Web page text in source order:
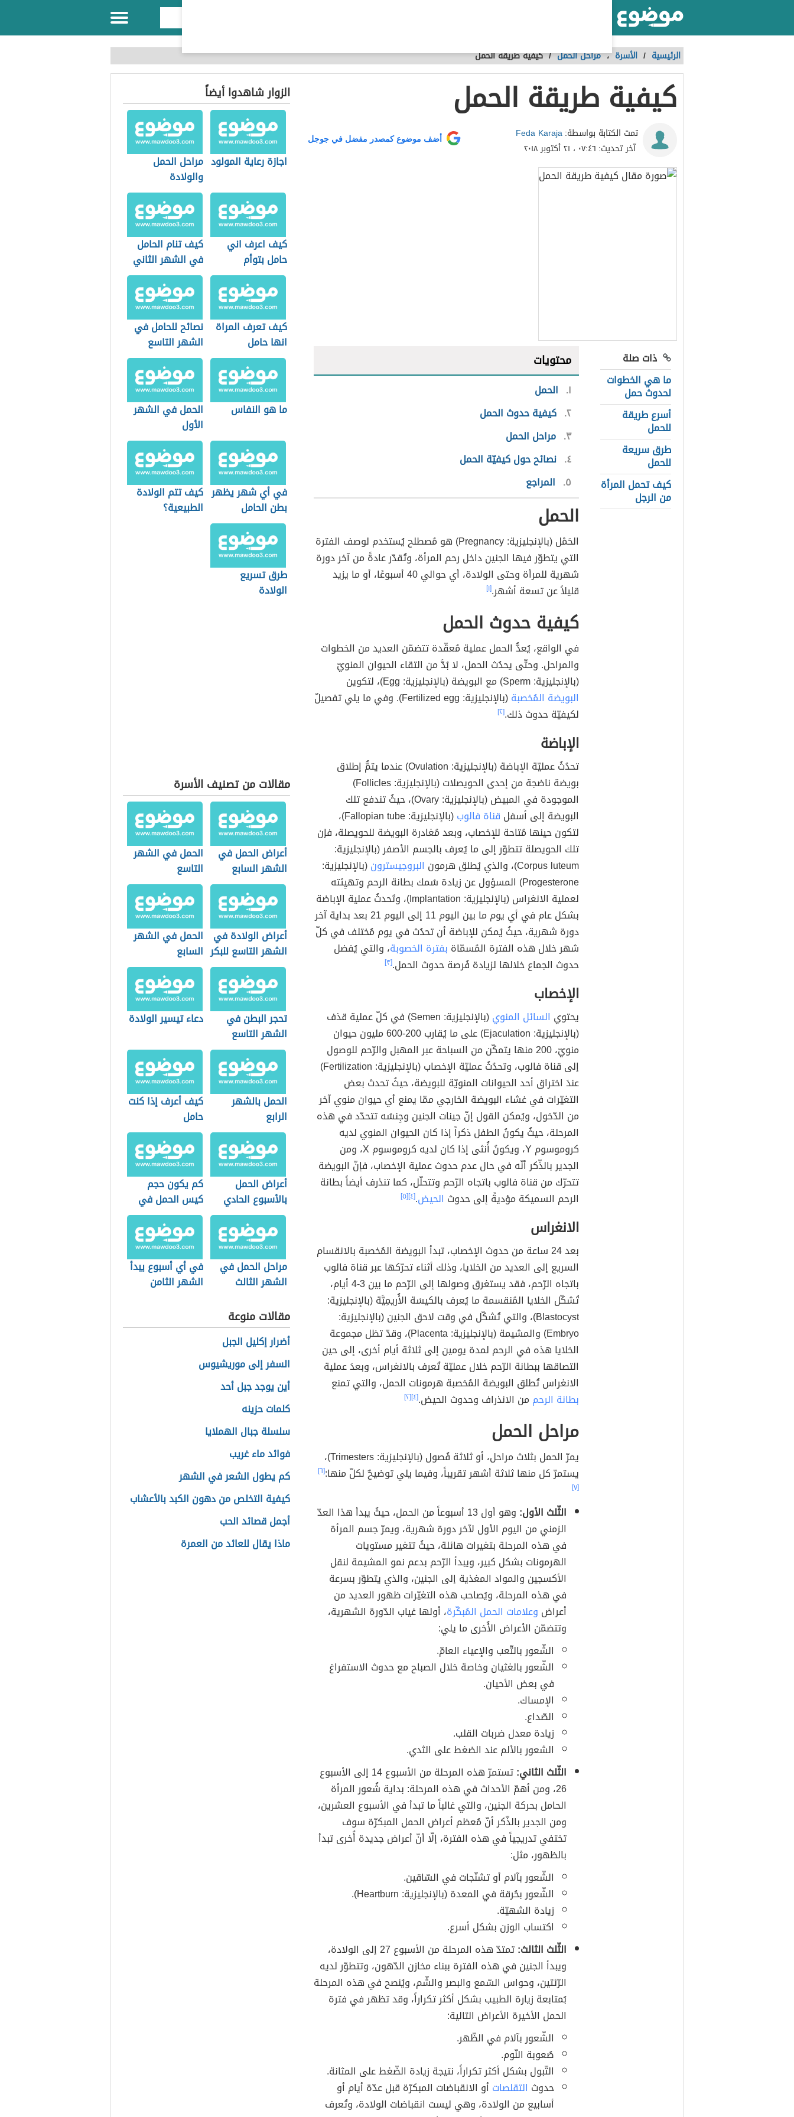
الرئيسية / الأسرة ،مراحل الحمل /كيفية طريقة الحمل
كيفية طريقة الحمل
تمت الكتابة بواسطة:Feda Karaja
آخر تحديث: ٠٧:٤٦ ، ٢١ أكتوبر ٢٠١٨
أضف موضوع كمصدر مفضل في جوجل
ذات صلة
ما هي الخطوات
لحدوث حمل
أسرع طريقة
للحمل
طرق سريعة
للحمل
كيف تحمل المرأة
من الرجل
محتويات
١ الحمل
٢ كيفية حدوث الحمل
٣ مراحل الحمل
٤ نصائح حول كيفيّة الحمل
٥ المراجع
الحمل
الحَمْل (بالإنجليزية: Pregnancy) هو مُصطلح يُستخدم لوصف الفترة
التي يتطوّر فيها الجنين داخل رحم المرأة، وتُقدّر عادةً من آخر دورة
شهرية للمرأة وحتى الولادة، أي حوالي 40 أسبوعًا، أو ما يزيد
قليلاً عن تسعة أشهر.[١]
كيفية حدوث الحمل
في الواقع، يُعدُّ الحمل عملية مُعقّدة تتضمّن العديد من الخطوات
والمراحل. وحتّى يحدُث الحمل، لا بُدَّ من التقاء الحيوان المنويّ
(بالإنجليزية: Sperm) مع البويضة (بالإنجليزية: Egg)، لتكوين
البويضة المُخصبة
(بالإنجليزية: Fertilized egg). وفي ما يلي تفصيلٌ
لكيفيّة حدوث ذلك.[٢]
الإباضة
تحدُثُ عمليّة الإباضة (بالإنجليزية: Ovulation) عندما يتمُّ إطلاق
بويضة ناضجة من إحدى الحويصلات (بالإنجليزية: Follicles)
الموجودة في المبيض (بالإنجليزية: Ovary)، حيثُ تندفع تلك
البويضة إلى أسفل قناة فالوب
(بالإنجليزية: Fallopian tube)،
لتكون حينها مُتاحة للإخصاب، وبعد مُغادرة البويضة للحويصلة، فإن
تلك الحويصلة تتطوّر إلى ما يُعرف بالجسم الأصفر (بالإنجليزية:
Corpus luteum)، والذي يُطلق هرمون
البروجيسترون(بالإنجليزية:
Progesterone) المسؤول عن زيادة سُمك بطانة الرحم وتهيِئته
لعملية الانغراس (بالإنجليزية: Implantation)، وتَحدثُ عملية الإباضة
بشكل عام في أي يوم ما بين اليوم 11 إلى اليوم 21 بعد بداية آخر
دورة شهرية، حيثُ يُمكن للإباضة أن تحدُث في يوم مُختلف في كلّ
شهر خلال هذه الفترة المُسمّاة بفترة الخصوبة، والتي يُفضل
حدوث الجماع خلالها لزيادة فُرصة حدوث الحمل.[٣]
الإخصاب
يحتوي السائل المنوي
(بالإنجليزية: Semen) في كلّ عملية قذف
(بالإنجليزية: Ejaculation) على ما يُقارب 200-600 مليون حيوان
منويّ، 200 منها يتمكّن من السباحة عبر المهبل والرّحم للوصول
إلى قناة فالوب، وتحدُثُ عمليّة الإخصاب (بالإنجليزية: Fertilization)
عندَ اختراق أحد الحيوانات المنويّة للبويضة، حيثُ تحدث بعض
التغيّرات في غشاء البويضة الخارجي ممّا يمنع أي حيوان منوي آخر
من الدّخول، ويُمكن القول إنّ جينات الجنين وجِنسُه تتحدّد في هذه
المرحلة، حيثُ يكونُ الطفل ذكراً إذا كان الحيوان المنوي لديه
كروموسوم Y، ويكونُ أُنثى إذا كان لديه كروموسوم X، ومن
الجدير بالذّكر أنّه في حال عدم حدوث عملية الإخصاب، فإنّ البويضة
تتحرّك من قناة فالوب باتجاه الرّحم وتتحلّل، كما تنذرف أيضاً بطانة
الرحم السميكة مؤديةً إلى حدوث الحيض.[٤] [٥]
الانغراس
بعد 24 ساعة من حدوث الإخصاب، تبدأ البويضة المُخصبة بالانقسام
السريع إلى العديد من الخلايا، وذلك أثناء تحرّكها عبر قناة فالوب
باتجاه الرّحم، فقد يستغرق وصولها إلى الرّحم ما بين 3-4 أيام،
تُشكّل الخلايا المُنقسمة ما يُعرف بالكيسَة الأُريمِيَّة (بالإنجليزية:
Blastocyst)، والتي تُشكّل في وقت لاحق الجنين (بالإنجليزية:
Embryo) والمشيمة (بالإنجليزية: Placenta)، وقدّ تظل مجموعة
الخلايا هذه في الرحم لمدة يومين إلى ثلاثة أيام أخرى، إلى حين
التصاقها ببطانة الرّحم خلال عمليّة تُعرف بالانغراس، وبعدَ عملية
الانغراس تُطلق البويضة المُخصبة هرمونات الحمل، والتي تمنع
بطانة الرحم من الانذراف وحدوث الحيض.[٤] [٢]
مراحل الحمل
يمرّ الحمل بثلاث مراحل، أو ثلاثة فُصول (بالإنجليزية: Trimesters)،
يستمرّ كل منها ثلاثة أشهر تقريباً، وفيما يلي توضيحٌ لكلّ منها:[٦]
[٧]
الثّلث الأول:
وهو أول 13 أسبوعاً من الحمل، حيثُ يبدأ هذا العدّ
الزمني من اليوم الأول لآخر دورة شهرية، ويمرّ جسم المرأة
في هذه المرحلة بتغيرات هائلة، حيثُ تتغير مستويات
الهرمونات بشكل كبير، ويبدأ الرّحم بدعم نمو المشيمة لنقل
الأكسجين والمواد المغذية إلى الجنين، والذي يتطوّر بسرعة
في هذه المرحلة، ويُصاحب هذه التغيّرات ظهور العديد من
أعراض وعلامات الحمل المُبكّرة، أولها غياب الدّورة الشهرية،
وتتضمّن الأعراض الأُخرى ما يلي:
الشّعور بالتّعب والإعياء العامّ.
الشّعور بالغثيان وخاصة خلال الصباح مع حدوث الاستفراغ
في بعض الأحيان.
الإمساك.
الصّداع.
زيادة معدل ضربات القلب.
الشعور بالألم عند الضغط على الثدي.
الثّلث الثاني:
تستمرّ هذه المرحلة من الأسبوع 14 إلى الأسبوع
26، ومن أهمّ الأحداث في هذه المرحلة: بداية شُعور المرأة
الحامل بحركة الجنين، والتي غالباً ما تبدأ في الأسبوع العشرين،
ومن الجدير بالذّكر أنّ مُعظم أعراض الحمل المبكرّة سوف
تختفي تدريجياً في هذه الفترة، إلّا أنّ أعراض جديدة أُخرى تبدأ
بالظهور، مثل:
الشّعور بآلام أو تشنّجات في السّاقين.
الشّعور بحُرقة في المعدة (بالإنجليزية: Heartburn).
زيادة الشهيّة.
اكتساب الوزن بشكل أسرع.
الثّلث الثالث:
تمتدّ هذه المرحلة من الأسبوع 27 إلى الولادة،
ويبدأ الجنين في هذه الفترة ببناء مخازن الدّهون، وتتطوّر لديه
الرّئتين، وحواس السّمع والبصر والشّم، ويُنصح في هذه المرحلة
بُمتابعة زيارة الطبيب بشكل أكثر تكراراً، وقد تظهر في فترة
الحمل الأخيرة الأعراض التالية:
الشّعور بآلام في الظّهر.
صُعوبة النّوم.
التّبول بشكل أكثر تكراراً، نتيجة زيادة الضّغط على المثانة.
حدوث التقلصات أو الانقباضات المبكرّة قبل عدّة أيام أو
أسابيع من الولادة، وهي ليست انقباضات الولادة، وتُعرف
الزوار شاهدوا أيضاً
اجازة رعاية المولود مراحل الحمل
والولادة
كيف اعرف اني
حامل بتوأم
كيف تنام الحامل
في الشهر الثاني
كيف تعرف المراة
انها حامل
نصائح للحامل في
الشهر التاسع
ما هو النفاس
الحمل في الشهر
الأول
في أي شهر يظهر
بطن الحامل
كيف تتم الولادة
الطبيعية؟
طرق تسريع
الولادة
مقالات من تصنيف الأسرة
أعراض الحمل في
الشهر السابع
الحمل في الشهر
التاسع
أعراض الولادة في
الشهر التاسع للبكر
الحمل في الشهر
السابع
تحجر البطن في
الشهر التاسع
دعاء تيسير الولادة
الحمل بالشهر
الرابع
كيف أعرف إذا كنت
حامل
أعراض الحمل
بالأسبوع الحادي
عشر
كم يكون حجم
كيس الحمل في
الأسبوع الخامس
مراحل الحمل في
الشهر الثالث
في أي أسبوع يبدأ
الشهر الثامن
مقالات منوعة
أضرار إكليل الجبل
السفر إلى موريشيوس
أين يوجد جبل أحد
كلمات حزينه
سلسلة جبال الهملايا
فوائد ماء غريب
كم يطول الشعر في الشهر
كيفية التخلص من دهون الكبد بالأعشاب
أجمل قصائد الحب
ماذا يقال للعائد من العمرة